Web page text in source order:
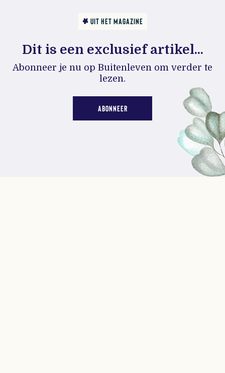
Dit is een exclusief artikel...
Abonneer je nu op Buitenleven om verder te
lezen.
ABONNEER
UIT HET MAGAZINE